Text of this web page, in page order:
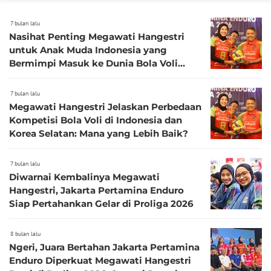
7 bulan lalu
Nasihat Penting Megawati Hangestri
untuk Anak Muda Indonesia yang
Bermimpi Masuk ke Dunia Bola Voli
7 bulan lalu
Megawati Hangestri Jelaskan Perbedaan
Kompetisi Bola Voli di Indonesia dan
Korea Selatan: Mana yang Lebih Baik?
7 bulan lalu
Diwarnai Kembalinya Megawati
Hangestri, Jakarta Pertamina Enduro
Siap Pertahankan Gelar di Proliga 2026
8 bulan lalu
Ngeri, Juara Bertahan Jakarta Pertamina
Enduro Diperkuat Megawati Hangestri